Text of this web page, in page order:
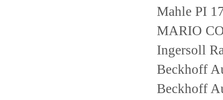
Mahle PI
MARIO
Ingersoll
Beckhoff
Beckhoff